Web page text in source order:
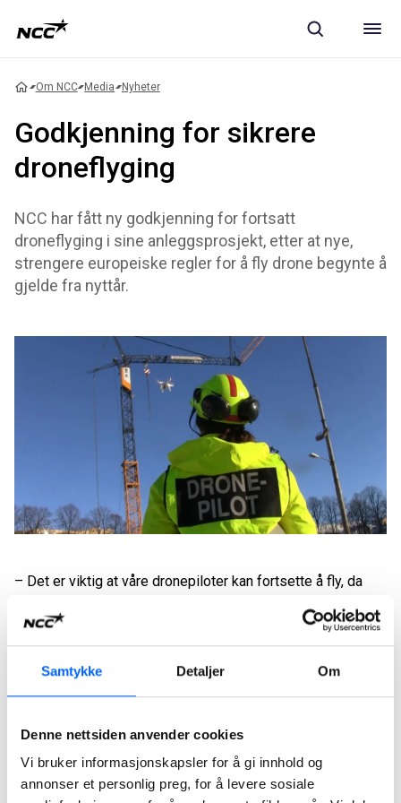
Samtykke Detaljer Om
Denne nettsiden anvender cookies
Vi bruker informasjonskapsler for å gi innhold og
annonser et personlig preg, for å levere sosiale
Om NCC Media Nyheter
Godkjenning for sikrere
droneflyging
NCC har fått ny godkjenning for fortsatt
droneflyging i sine anleggsprosjekt, etter at nye,
strengere europeiske regler for å fly drone begynte å
gjelde fra nyttår.
– Det er viktig at våre dronepiloter kan fortsette å fly, da
våre prosjekter, sier stikningssjef Maria Kristine Toftland
Melfald i NCC.
NCC har anvendt droner siden 2016, og droner har etter
entreprenørselskapets prosjekter. NCC bruker droner både
under planlegging og i gjennomføring av prosjekter.
Ny tillatelse